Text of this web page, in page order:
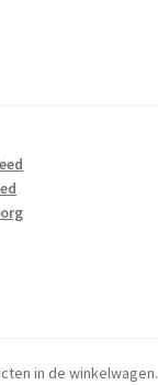
in de winkelwagen.